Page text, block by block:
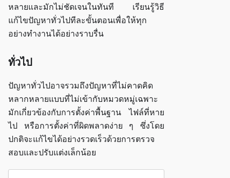
หลายและมักไม่ชัดเจนในทันที เรียนรู้วิธี
แก้ไขปัญหาทั่วไปทีละขั้นตอนเพื่อให้ทุก
อย่างทำงานได้อย่างราบรื่น
ทั่วไป
ปัญหาทั่วไปอาจรวมถึงปัญหาที่ไม่คาดคิด
หลากหลายแบบที่ไม่เข้ากับหมวดหมู่เฉพาะ
มักเกี่ยวข้องกับการตั้งค่าพื้นฐาน ไฟล์ที่หาย
ไป หรือการตั้งค่าที่ผิดพลาดง่าย ๆ ซึ่งโดย
ปกติจะแก้ไขได้อย่างรวดเร็วด้วยการตรวจ
สอบและปรับแต่งเล็กน้อย